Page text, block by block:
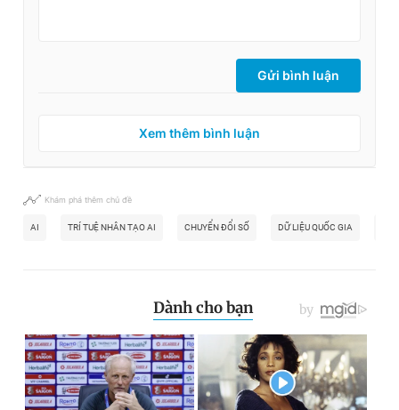
Gửi bình luận
Xem thêm bình luận
Khám phá thêm chủ đề
AI TRÍ TUỆ NHÂN TẠO AI CHUYỂN ĐỔI SỐ DỮ LIỆU QUỐC GIA